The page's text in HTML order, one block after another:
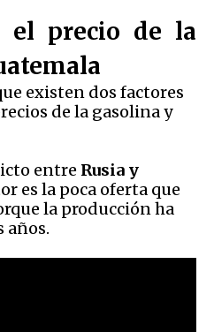
el precio de la
existen dos factores
de la gasolina y
entre Rusia y
es la poca oferta que
la producción ha
años.